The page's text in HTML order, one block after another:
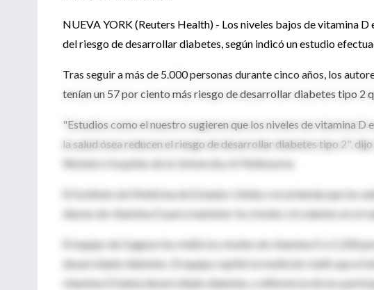
NUEVA YORK (Reuters Health) - Los niveles bajos de vitamina
del riesgo de desarrollar diabetes, según indicó un estudio
Tras seguir a más de 5.000 personas durante cinco años, los
tenían un 57 por ciento más riesgo de desarrollar diabetes tipo 2
"Estudios como el nuestro sugieren que los niveles de vitamina D
la salud ósea reducen el riesgo de desarrollar diabetes tipo 2",
Western Hospital, de la University of Melbourne.
El Instituto de Medicina de Estados Unidos recomienda que los
diarias de vitamina D para mantener los niveles circulantes en el
El equipo de Gagnon les midió los niveles de vitamina D a 5.200
desarrollado diabetes. El equipo repitió la medición: halló que el
vitamina D había desarrollado diabetes, a diferencia de los